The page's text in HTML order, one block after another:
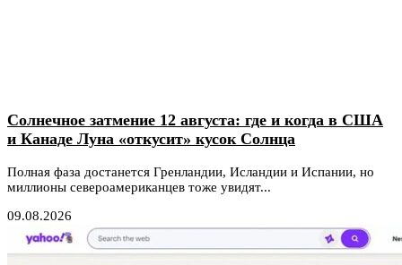
Солнечное затмение 12 августа: где и когда в США
и Канаде Луна «откусит» кусок Солнца
Полная фаза достанется Гренландии, Исландии и Испании, но
миллионы североамериканцев тоже увидят...
09.08.2026